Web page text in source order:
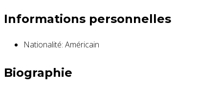
Informations personnelles
Nationalité: Américain
Biographie